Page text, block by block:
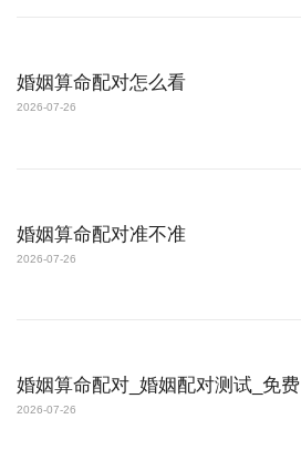
婚姻算命配对怎么看
2026-07-26
婚姻算命配对准不准
2026-07-26
婚姻算命配对_婚姻配对测试_免费
2026-07-26